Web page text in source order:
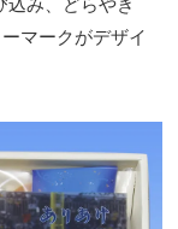
込み、どらやき
マークがデザイ